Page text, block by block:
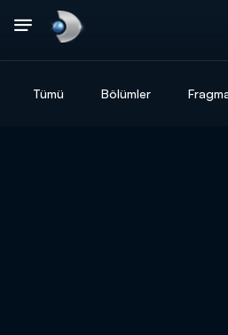
Tümü Bölümler